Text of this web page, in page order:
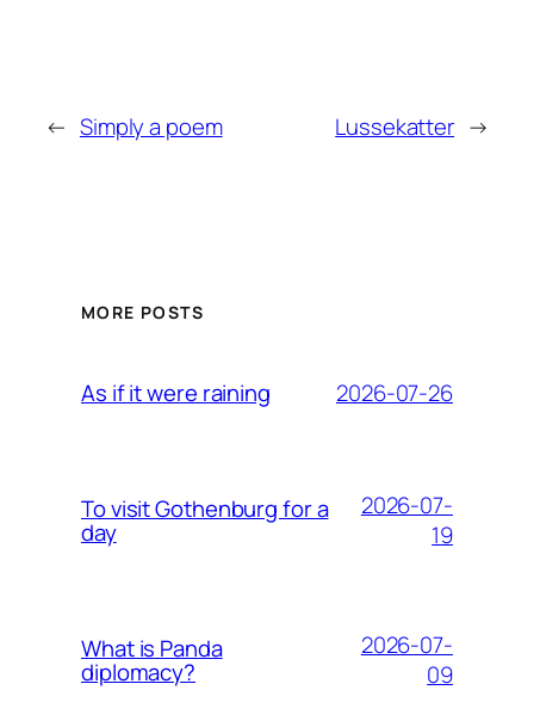
← Simply a poem Lussekatter →
MORE POSTS
As if it were raining 2026-07-26
To visit Gothenburg for a
day
2026-07-
19
What is Panda
diplomacy?
2026-07-
09